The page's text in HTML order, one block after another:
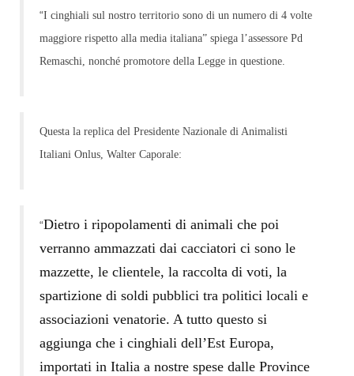
“I cinghiali sul nostro territorio sono di un numero di 4 volte
maggiore rispetto alla media italiana” spiega l’assessore Pd
Remaschi, nonché promotore della Legge in questione.
Questa la replica del Presidente Nazionale di Animalisti
Italiani Onlus, Walter Caporale:
“Dietro i ripopolamenti di animali che poi
verranno ammazzati dai cacciatori ci sono le
mazzette, le clientele, la raccolta di voti, la
spartizione di soldi pubblici tra politici locali e
associazioni venatorie. A tutto questo si
aggiunga che i cinghiali dell’Est Europa,
importati in Italia a nostre spese dalle Province